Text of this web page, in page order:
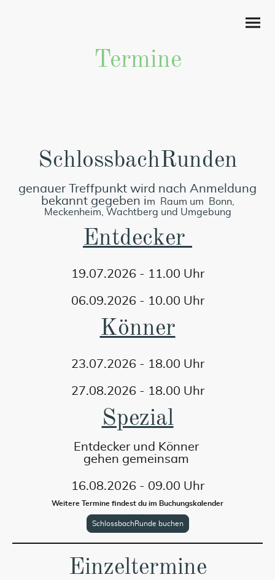
Termine
SchlossbachRunden
genauer Treffpunkt wird nach Anmeldung
bekannt gegeben im Raum um Bonn,
Meckenheim, Wachtberg und Umgebung
Entdecker
19.07.2026 - 11.00 Uhr
06.09.2026 - 10.00 Uhr
Könner
23.07.2026 - 18.00 Uhr
27.08.2026 - 18.00 Uhr
Spezial
Entdecker und Könner
gehen gemeinsam
16.08.2026 - 09.00 Uhr
Weitere Termine findest du im Buchungskalender
SchlossbachRunde buchen
Einzeltermine